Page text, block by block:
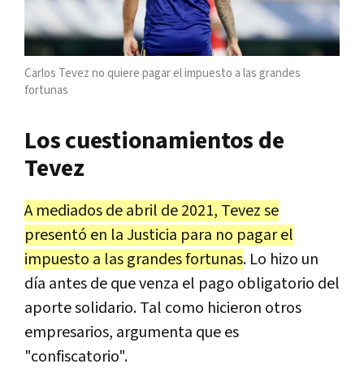
Carlos Tevez no quiere pagar el impuesto a las grandes
fortunas
Los cuestionamientos de
Tevez
A mediados de abril de 2021, Tevez se
presentó en la Justicia para no pagar el
impuesto a las grandes fortunas. Lo hizo un
día antes de que venza el pago obligatorio del
aporte solidario. Tal como hicieron otros
empresarios, argumenta que es
"confiscatorio".